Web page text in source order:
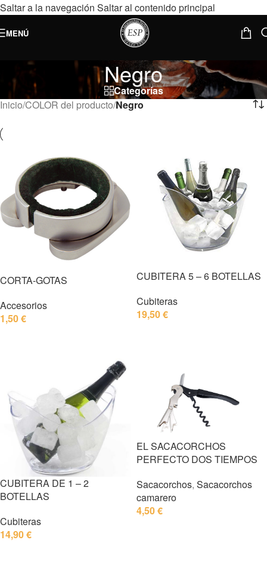
Saltar a la navegación Saltar al contenido principal
MENÚ
Negro
Categorías
Inicio/COLOR del producto/Negro
CORTA-GOTAS
Accesorios
1,50€
CUBITERA 5 – 6 BOTELLAS
Cubiteras
19,50€
CUBITERA DE 1 – 2
BOTELLAS
Cubiteras
14,90€
EL SACACORCHOS
PERFECTO DOS TIEMPOS
Sacacorchos, Sacacorchos
camarero
4,50€